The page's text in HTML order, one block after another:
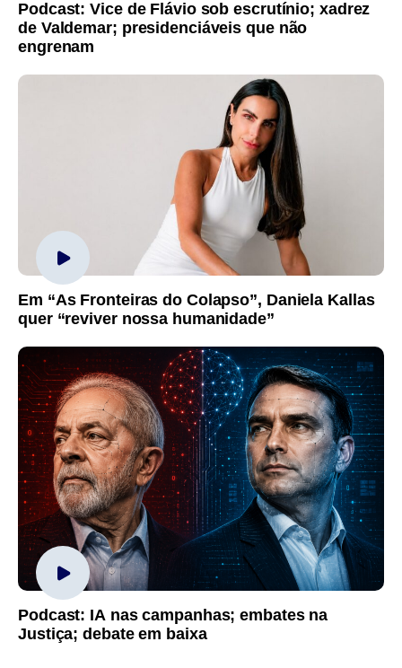
Podcast: Vice de Flávio sob escrutínio; xadrez
de Valdemar; presidenciáveis que não
engrenam
Em “As Fronteiras do Colapso”, Daniela Kallas
quer “reviver nossa humanidade”
Podcast: IA nas campanhas; embates na
Justiça; debate em baixa